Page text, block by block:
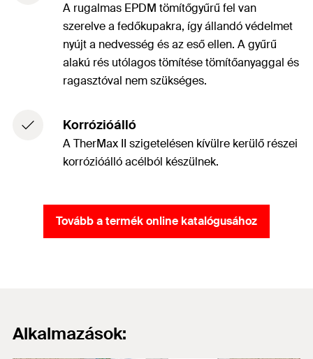
A rugalmas EPDM tömítőgyűrű fel van
szerelve a fedőkupakra, így állandó védelmet
nyújt a nedvesség és az eső ellen. A gyűrű
alakú rés utólagos tömítése tömítőanyaggal és
ragasztóval nem szükséges.
Korrózióálló
A TherMax II szigetelésen kívülre kerülő részei
korrózióálló acélból készülnek.
Tovább a termék online katalógusához
Alkalmazások: